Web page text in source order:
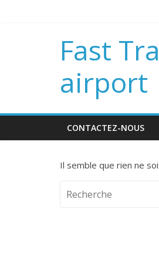
Fast
airport
CONTACTEZ-NOUS
Il semble que rien ne